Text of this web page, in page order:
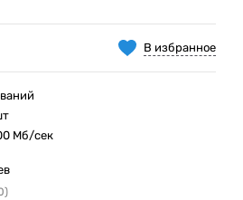
В избранное
Мб/сек